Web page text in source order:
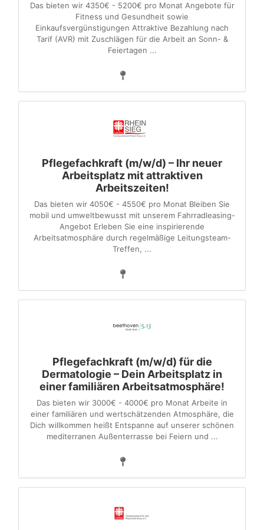
Das bieten wir 4350€ - 5200€ pro Monat Angebote für
Fitness und Gesundheit sowie
Einkaufsvergünstigungen Attraktive Bezahlung nach
Tarif (AVR) mit Zuschlägen für die Arbeit an Sonn- &
Feiertagen ...
Pflegefachkraft (m/w/d) – Ihr neuer
Arbeitsplatz mit attraktiven
Arbeitszeiten!
Das bieten wir 4050€ - 4550€ pro Monat Bleiben Sie
mobil und umweltbewusst mit unserem Fahrradleasing-
Angebot Erleben Sie eine inspirierende
Arbeitsatmosphäre durch regelmäßige Leitungsteam-
Treffen, ...
Pflegefachkraft (m/w/d) für die
Dermatologie – Dein Arbeitsplatz in
einer familiären Arbeitsatmosphäre!
Das bieten wir 3000€ - 4000€ pro Monat Arbeite in
einer familiären und wertschätzenden Atmosphäre, die
Dich willkommen heißt Entspanne auf unserer schönen
mediterranen Außenterrasse bei Feiern und ...